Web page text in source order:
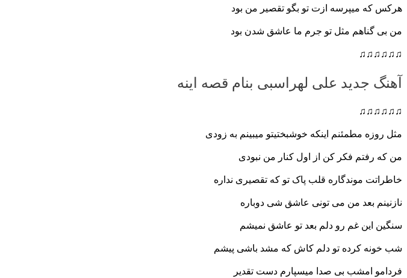
هرکس که میپرسه ازت تو بگو تقصیر من بود
من بی گناهم مثل تو جرم ما عاشق شدن بود
♫♫♫♫♫♫
آهنگ جدید علی لهراسبی بنام قصه اینه
♫♫♫♫♫♫
مثل روزه مطمئنم اینکه خوشبختیتو میبینم به زودی
من که رفتم فکر کن از اول کنار من نبودی
خاطراتت موندگاره قلب پاک تو که تقصیری نداره
نازنینم بعد من می تونی عاشق شی دوباره
سنگین این غم رو دلم بعد تو عاشق نمیشم
شب خونه کرده تو دلم کاش که مشد باشی پیشم
فردامو امشب بی صدا میسپارم دست تقدیر